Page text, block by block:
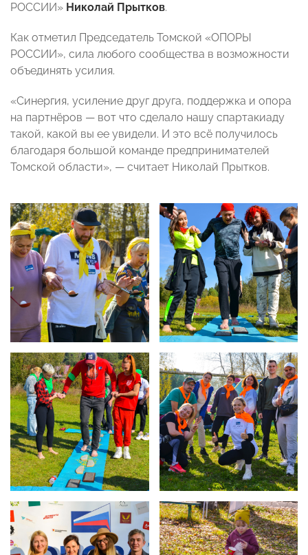
РОССИИ» Николай Прытков.
Как отметил Председатель Томской «ОПОРЫ
РОССИИ», сила любого сообщества в возможности
объединять усилия.
«Синергия, усиление друг друга, поддержка и опора
на партнёров — вот что сделало нашу спартакиаду
такой, какой вы ее увидели. И это всё получилось
благодаря большой команде предпринимателей
Томской области», — считает Николай Прытков.